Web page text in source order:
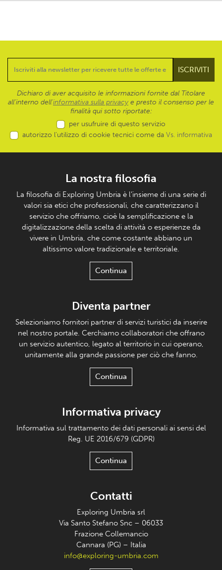
Dichiaro di aver acquisito le informazioni fornite dal Titolare
all’interno dell'informativa sulla privacy e presto il consenso per le
finalità qui sotto riportate:
per usufruire di questo servizio
autorizzo l’utilizzo di cookie tecnici come da Vs. informativa
La nostra filosofia
La filosofia di Exploring Umbria è l’insieme di una serie di
valori sia etici che professionali, che caratterizzano il
servizio che offriamo, cioè la semplificazione e la
digitalizzazione della scelta di attività o esperienze da
vivere in Umbria, che come costante abbiano un
altissimo valore tradizionale e territoriale.
Continua
Diventa partner
Selezioniamo fornitori partner di servizi turistici da inserire
nel nostro portale. Cerchiamo collaboratori che offrano
un servizio autentico, legato al territorio in cui operano,
unitamente alla grande passione per ciò che fanno.
Continua
Informativa privacy
Informativa sul trattamento dei dati personali ai sensi del
Reg. UE 2016/679 (GDPR)
Continua
Contatti
Exploring Umbria srl
Via Santo Stefano Snc – 06033
Frazione Collemancio
Cannara (PG) – Italia
info@exploring-umbria.com